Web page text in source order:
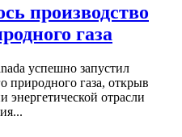
производство
газа
успешно запустил
природного газа, открыв
энергетической отрасли